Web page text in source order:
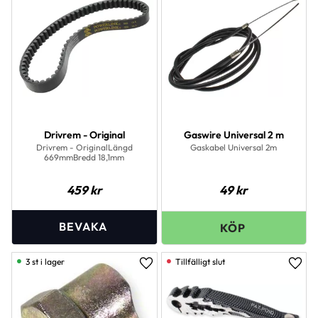
Drivrem - Original
Drivrem - OriginalLängd
669mmBredd 18,1mm
459kr
Gaswire Universal 2 m
Gaskabel Universal 2m
49kr
Lägg till i favoriter
3 st i lager